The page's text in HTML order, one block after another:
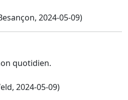
2024-05-09)
quotidien.
2024-05-09)